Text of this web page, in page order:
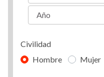
Civilidad
Hombre
Mujer